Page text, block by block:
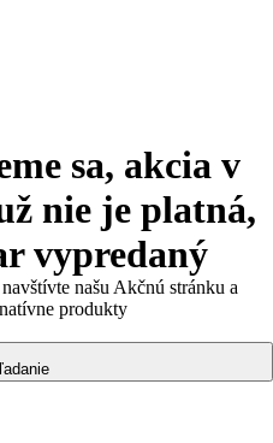
sa, akcia v
nie je platná,
vypredaný
našu Akčnú stránku a
produkty